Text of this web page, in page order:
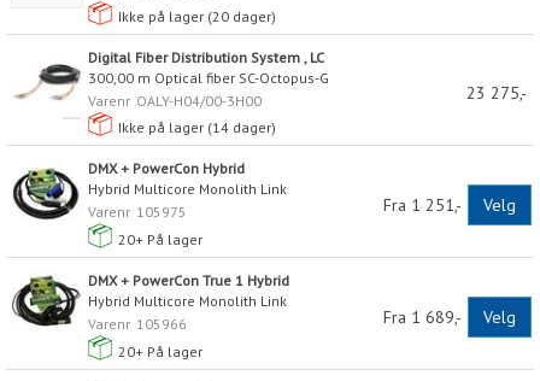
Ikke på lager (20 dager)
Digital Fiber Distribution System , LC
300,00 m Optical fiber SC-Octopus-G
Varenr OALY-H04/00-3H00
Ikke på lager (14 dager)
23 275,-
DMX + PowerCon Hybrid
Hybrid Multicore Monolith Link
Varenr 105975
20+ På lager
Fra 1 251,- Velg
DMX + PowerCon True 1 Hybrid
Hybrid Multicore Monolith Link
Varenr 105966
20+ På lager
Fra 1 689,- Velg